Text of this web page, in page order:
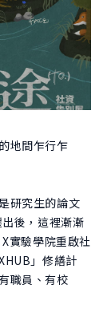
地間乍行乍
研究生的論文
後，這裡漸漸
實驗學院重啟社
」修繕計
職員、有校